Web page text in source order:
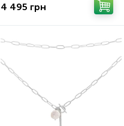
4 495 грн